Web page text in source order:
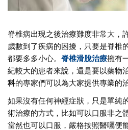
脊椎病出現之後治療難度非常大，
歲數到了疾病的困擾，只要是脊椎
都要多多小心。脊椎滑脫治療擁有
紀較大的患者來說，還是要以藥物
科的專家們可以為大家提供專業的
如果沒有任何神經症狀，只是單純
術治療的方式，比如可以口服非之
當然也可以口服，嚴格按照醫囑便